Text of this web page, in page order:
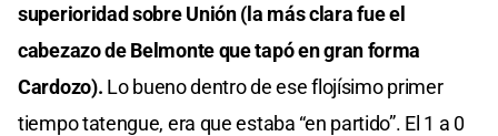
superioridad sobre Unión (la más clara fue el
cabezazo de Belmonte que tapó en gran forma
Cardozo). Lo bueno dentro de ese flojísimo primer
tiempo tatengue, era que estaba “en partido”. El 1 a 0